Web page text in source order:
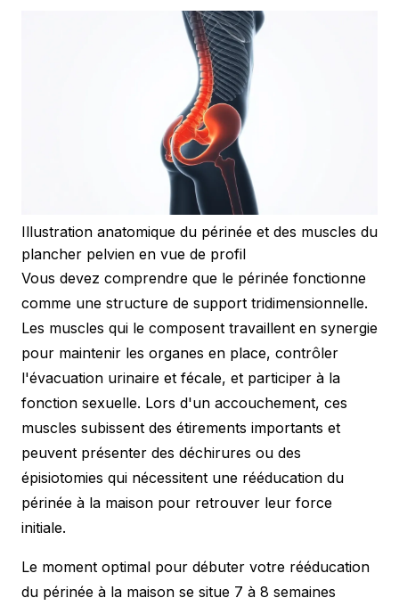
Illustration anatomique du périnée et des muscles du
plancher pelvien en vue de profil
Vous devez comprendre que le périnée fonctionne
comme une structure de support tridimensionnelle.
Les muscles qui le composent travaillent en synergie
pour maintenir les organes en place, contrôler
l'évacuation urinaire et fécale, et participer à la
fonction sexuelle. Lors d'un accouchement, ces
muscles subissent des étirements importants et
peuvent présenter des déchirures ou des
épisiotomies qui nécessitent une rééducation du
périnée à la maison pour retrouver leur force
initiale.
Le moment optimal pour débuter votre rééducation
du périnée à la maison se situe 7 à 8 semaines